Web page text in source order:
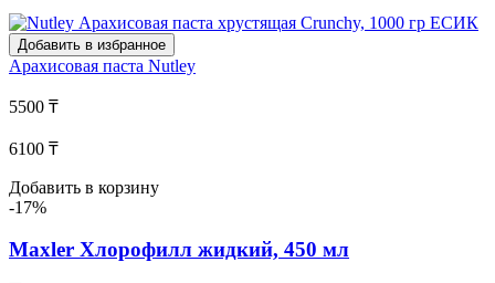
Добавить в избранное
Арахисовая паста Nutley
5500 ₸
6100 ₸
Добавить в корзину
-17%
Maxler Хлорофилл жидкий, 450 мл